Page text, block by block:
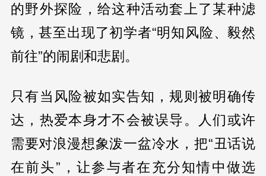
的野外探险，给这种活动套上了某种滤
镜，甚至出现了初学者“明知风险、毅然
前往”的闹剧和悲剧。
只有当风险被如实告知，规则被明确传
达，热爱本身才不会被误导。人们或许
需要对浪漫想象泼一盆冷水，把“丑话说
在前头”，让参与者在充分知情中做选